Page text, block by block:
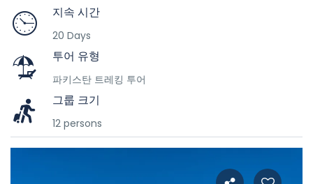
지속 시간
20 Days
투어 유형
파키스탄 트레킹 투어
그룹 크기
12 persons